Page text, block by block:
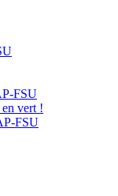
FSU
vert !
FSU